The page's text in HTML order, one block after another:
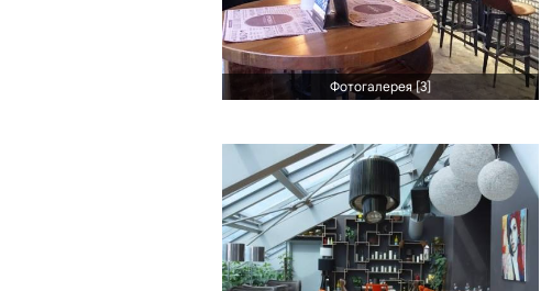
Фотогалерея [3]